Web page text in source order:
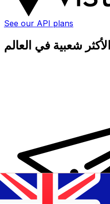
See our API plans
شعبية في العالم